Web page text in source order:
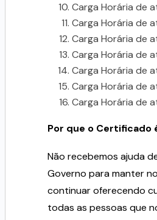
Carga Horária de
Carga Horária de
Carga Horária de
Carga Horária de
Carga Horária de
Carga Horária de
Carga Horária de
Por que o Certificado
Não recebemos ajuda
Governo para manter
continuar oferecendo
todas as pessoas que